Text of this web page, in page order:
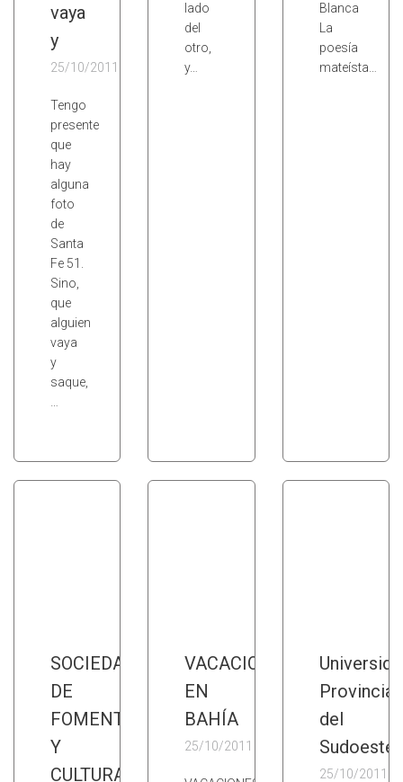
vaya
y
25/10/2011
Tengo
presente
que
hay
alguna
foto
de
Santa
Fe 51.
Sino,
que
alguien
vaya
y
saque,
lado
del
otro,
y…
Blanca
La
poesía
mateísta…
SOCIEDAD
DE
FOMENTO
Y
CULTURA
VACACIONES
EN
BAHÍA
25/10/2011
Provincial
del
Sudoeste
25/10/2011